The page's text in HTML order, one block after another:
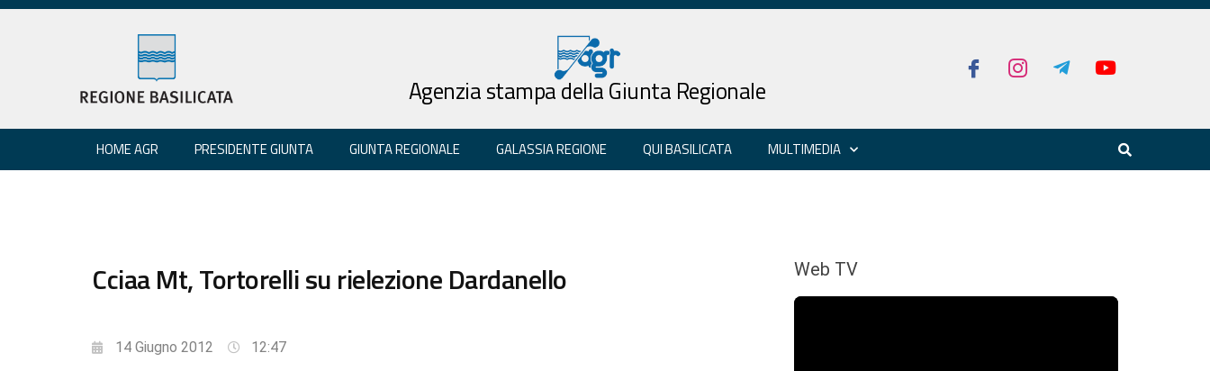
Agenzia stampa della Giunta Regionale
HOME AGR PRESIDENTE GIUNTA GIUNTA REGIONALE GALASSIA REGIONE QUI BASILICATA MULTIMEDIA
Cciaa Mt, Tortorelli su rielezione Dardanello
14 Giugno 2012 12:47
Web TV